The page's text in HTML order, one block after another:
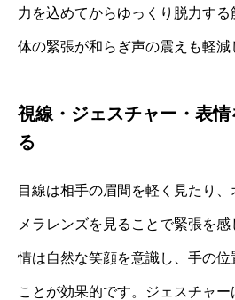
力を込めてからゆっくり脱力す
体の緊張が和らぎ声の震えも軽減
視線・ジェスチャー・表
る
目線は相手の眉間を軽く見たり
メラレンズを見ることで緊張を
情は自然な笑顔を意識し、手の
ことが効果的です。ジェスチャ